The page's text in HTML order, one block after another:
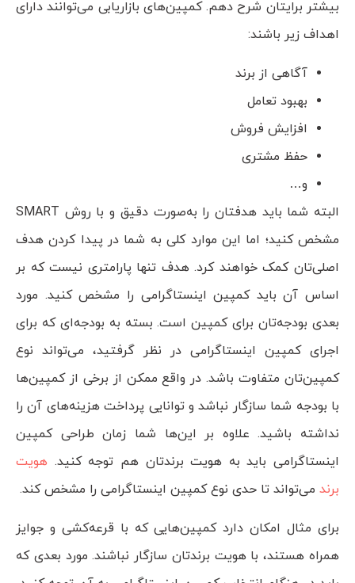
بیشتر برایتان شرح دهم. کمپین‌های بازاریابی می‌توانند دارای
اهداف زیر باشند:
آگاهی از برند
بهبود تعامل
افزایش فروش
حفظ مشتری
و…
البته شما باید هدفتان را به‌صورت دقیق و با روش SMART
مشخص کنید؛ اما این موارد کلی به شما در پیدا کردن هدف
اصلی‌تان کمک خواهند کرد. هدف تنها پارامتری نیست که بر
اساس آن باید کمپین اینستاگرامی را مشخص کنید. مورد
بعدی بودجه‌تان برای کمپین است. بسته به بودجه‌ای که برای
اجرای کمپین اینستاگرامی در نظر گرفتید، می‌تواند نوع
کمپین‌تان متفاوت باشد. در واقع ممکن از برخی از کمپین‌ها
با بودجه شما سازگار نباشد و توانایی پرداخت هزینه‌های آن را
نداشته باشید. علاوه بر این‌ها شما زمان طراحی کمپین
اینستاگرامی باید به هویت برندتان هم توجه کنید. هویت
برند می‌تواند تا حدی نوع کمپین اینستاگرامی را مشخص کند.
برای مثال امکان دارد کمپین‌هایی که با قرعه‌کشی و جوایز
همراه هستند، با هویت برندتان سازگار نباشند. مورد بعدی که